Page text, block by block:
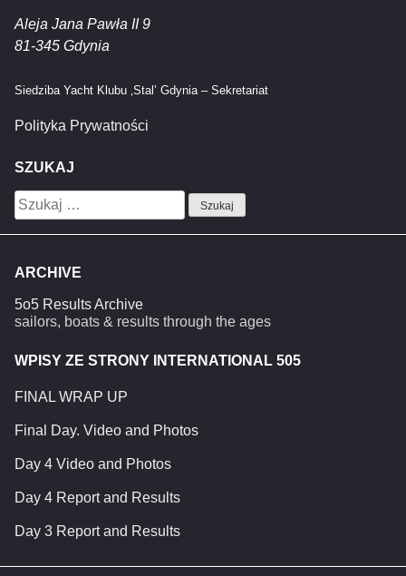
Aleja Jana Pawła II 9
81-345 Gdynia
Siedziba Yacht Klubu ‚Stal’ Gdynia – Sekretariat
Polityka Prywatności
SZUKAJ
Szukaj:
ARCHIVE
5o5 Results Archive
sailors, boats & results through the ages
WPISY ZE STRONY INTERNATIONAL 505
FINAL WRAP UP
Final Day. Video and Photos
Day 4 Video and Photos
Day 4 Report and Results
Day 3 Report and Results